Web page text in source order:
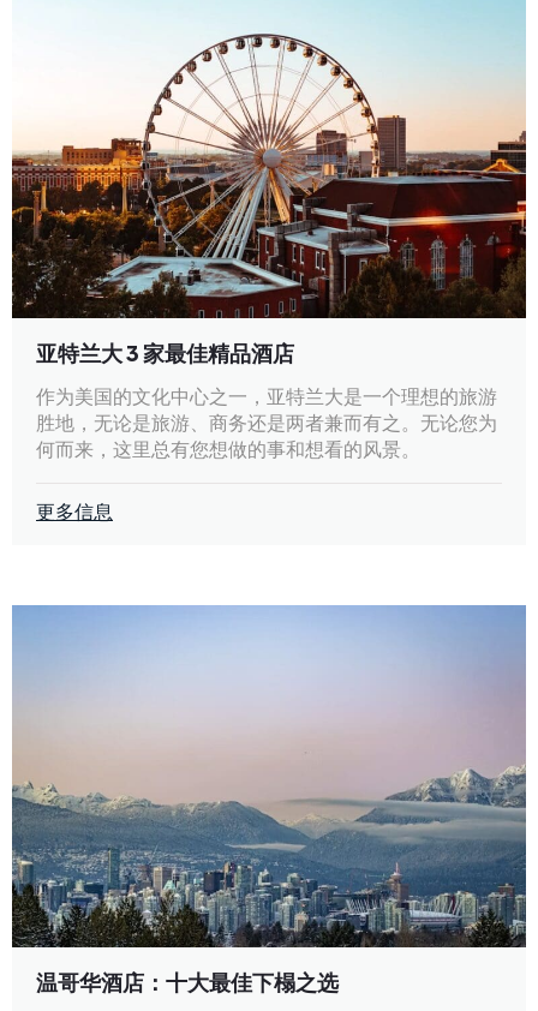
亚特兰大 3 家最佳精品酒店
作为美国的文化中心之一，亚特兰大是一个理想的旅游
胜地，无论是旅游、商务还是两者兼而有之。无论您为
何而来，这里总有您想做的事和想看的风景。
更多信息
温哥华酒店：十大最佳下榻之选